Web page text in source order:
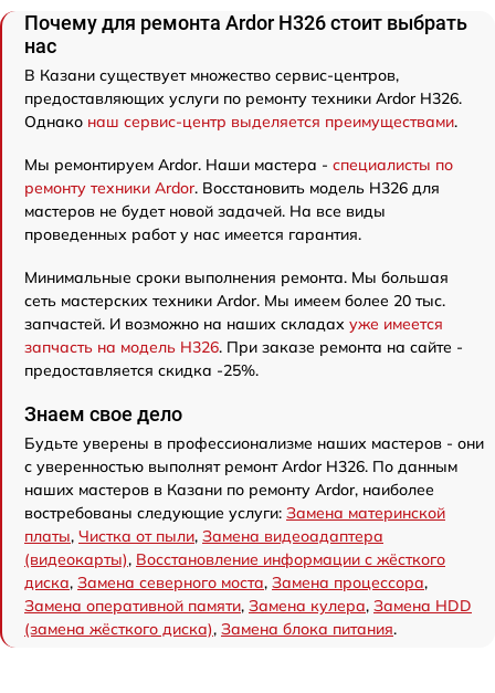
Почему для ремонта Ardor H326 стоит выбрать
нас
В Казани существует множество сервис-центров,
предоставляющих услуги по ремонту техники Ardor H326.
Однако наш сервис-центр выделяется преимуществами.
Мы ремонтируем Ardor. Наши мастера - специалисты по
ремонту техники Ardor. Восстановить модель H326 для
мастеров не будет новой задачей. На все виды
проведенных работ у нас имеется гарантия.
Минимальные сроки выполнения ремонта. Мы большая
сеть мастерских техники Ardor. Мы имеем более 20 тыс.
запчастей. И возможно на наших складах уже имеется
запчасть на модель H326. При заказе ремонта на сайте -
предоставляется скидка -25%.
Знаем свое дело
Будьте уверены в профессионализме наших мастеров - они
с уверенностью выполнят ремонт Ardor H326. По данным
наших мастеров в Казани по ремонту Ardor, наиболее
востребованы следующие услуги: Замена материнской
платы, Чистка от пыли, Замена видеоадаптера
(видеокарты), Восстановление информации с жёсткого
диска, Замена северного моста, Замена процессора,
Замена оперативной памяти, Замена кулера, Замена HDD
(замена жёсткого диска), Замена блока питания.